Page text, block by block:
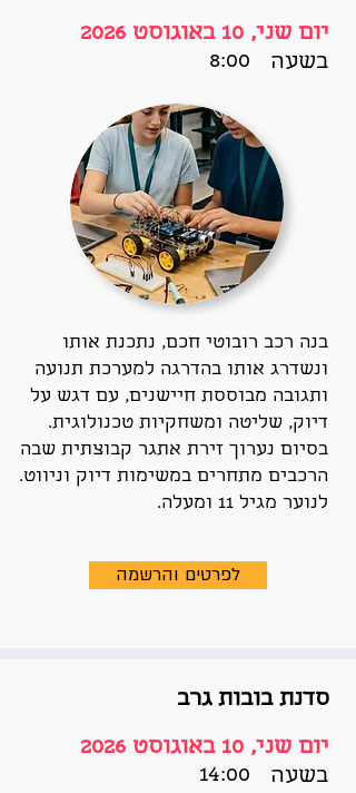
יום שני, 10 באוגוסט 2026
8:00
בשעה
בנה רכב רובוטי חכם, נתכנת אותו
ונשדרג אותו בהדרגה למערכת תנועה
ותגובה מבוססת חיישנים, עם דגש על
דיוק, שליטה ומשחקיות טכנולוגית.
בסיום נערוך זירת אתגר קבוצתית שבה
הרכבים מתחרים במשימות דיוק וניווט.
לנוער מגיל 11 ומעלה.
לפרטים והרשמה
סדנת בובות גרב
יום שני, 10 באוגוסט 2026
14:00
בשעה